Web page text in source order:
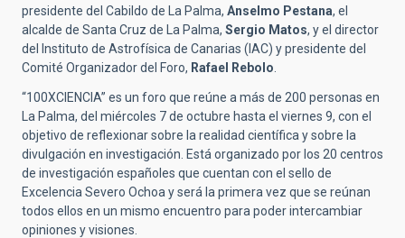
presidente del Cabildo de La Palma, Anselmo Pestana, el
alcalde de Santa Cruz de La Palma, Sergio Matos, y el director
del Instituto de Astrofísica de Canarias (IAC) y presidente del
Comité Organizador del Foro, Rafael Rebolo
“100XCIENCIA” es un foro que reúne a más de 200 personas en
La Palma, del miércoles 7 de octubre hasta el viernes 9, con el
objetivo de reflexionar sobre la realidad científica y sobre la
divulgación en investigación. Está organizado por los 20 centros
de investigación españoles que cuentan con el sello de
Excelencia Severo Ochoa y será la primera vez que se reúnan
todos ellos en un mismo encuentro para poder intercambiar
opiniones y visiones.